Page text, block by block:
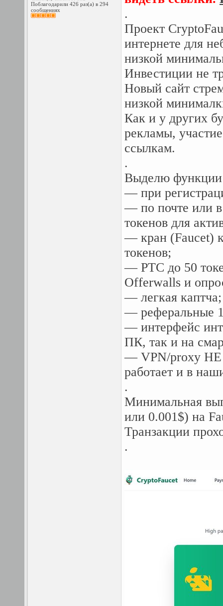
Поблагодарили 426 раз(а) в 294
сообщениях
.
Проект
интернете для
низкой
Инвестиции не
Новый сайт
низкой
Как и у других
рекламы,
ссылкам.
.
Выделю
— при
— по почте или
токенов для
— кран (Faucet)
токенов;
— PTC до 50
Offerwalls и
— легкая каптча;
— реферальные
— интерфейс
ПК, так и на
— VPN/proxy НЕ
работает и в
.
Минимальная
или 0.001$) на
Транзакции
.